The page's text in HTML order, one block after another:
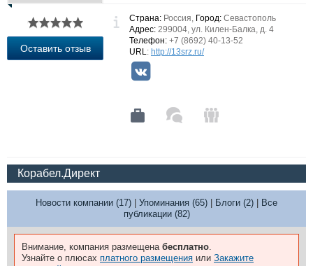
Выставки и семинары
Личности
Словарь
Форум
Отзывы
Все службы
Оставить отзыв
Страна: Россия, Город: Севастополь
Адрес: 299004, ул. Килен-Балка, д. 4
Телефон: +7 (8692) 40-13-52
URL: http://13srz.ru/
Корабел.Директ
Новости компании (17) Упоминания (65) Блоги (2)
Все
публикации (82)
Внимание, компания размещена бесплатно.
Узнайте о плюсах платного размещения или Закажите